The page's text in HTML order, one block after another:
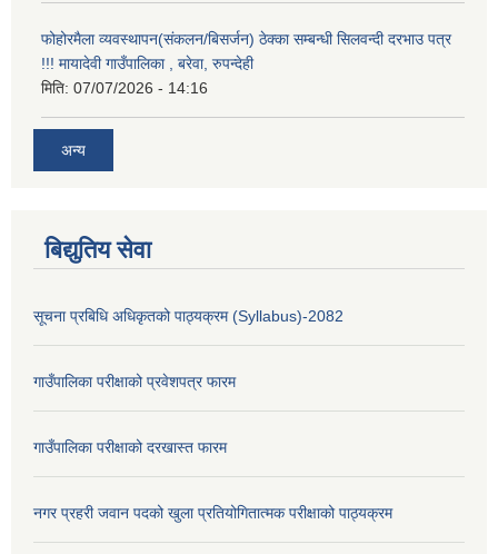
फोहोरमैला व्यवस्थापन(संकलन/बिसर्जन) ठेक्का सम्बन्धी सिलवन्दी दरभाउ पत्र
!!! मायादेवी गाउँपालिका , बरेवा, रुपन्देही
मिति: 07/07/2026 - 14:16
अन्य
बिद्युतिय सेवा
सूचना प्रबिधि अधिकृतको पाठ्यक्रम (Syllabus)-2082
गाउँपालिका परीक्षाको प्रवेशपत्र फारम
गाउँपालिका परीक्षाको दरखास्त फारम
नगर प्रहरी जवान पदको खुला प्रतियोगितात्मक परीक्षाको पाठ्यक्रम